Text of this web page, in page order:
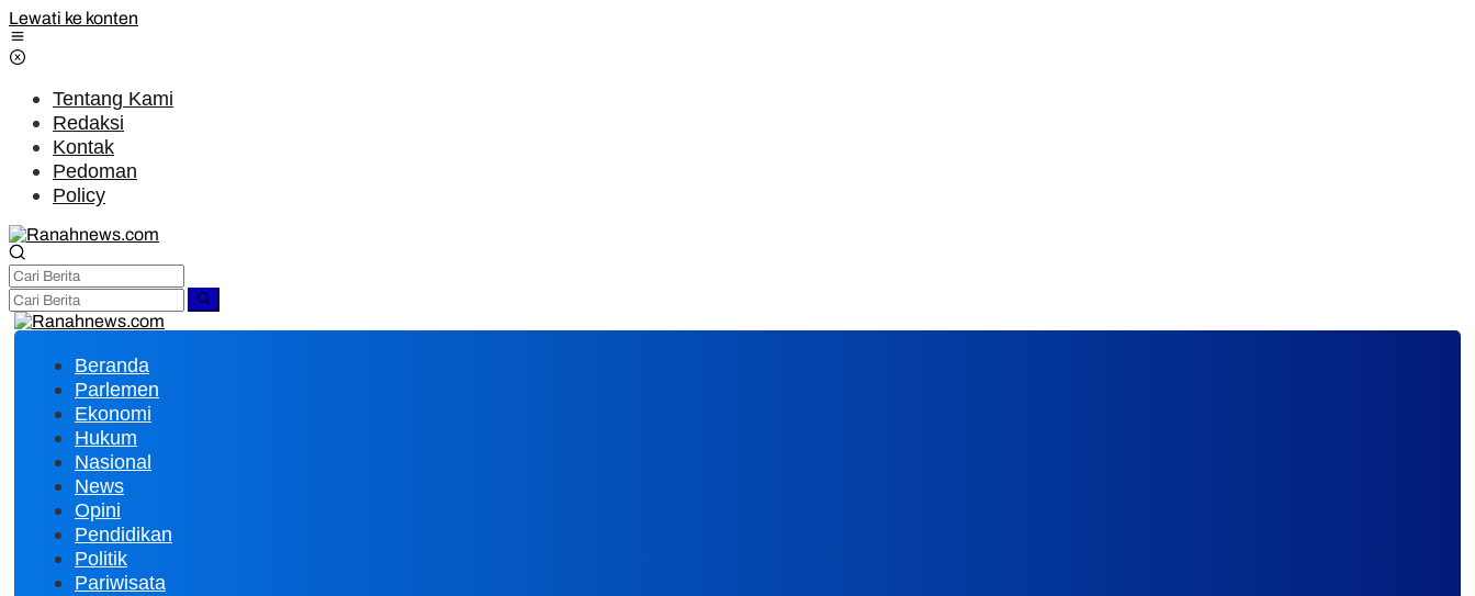
Lewati ke konten
Tentang Kami
Redaksi
Kontak
Pedoman
Policy
Beranda
Parlemen
Ekonomi
Hukum
Nasional
News
Opini
Pendidikan
Politik
Pariwisata